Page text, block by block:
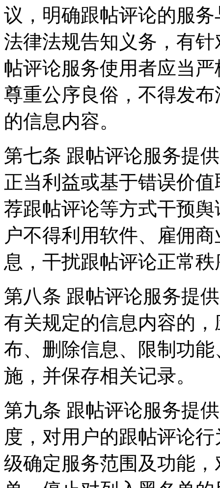
议，明确跟帖评论的服
法律法规告知义务，有
帖评论服务使用者应当
尊重公序良俗，不得发
的信息内容。
第七条 跟帖评论服务提
正当利益或基于错误价
荐跟帖评论等方式干预
户不得利用软件、雇佣
息，干扰跟帖评论正常
第八条 跟帖评论服务提
有关规定的信息内容的
布、删除信息、限制功
施，并保存相关记录。
第九条 跟帖评论服务提
度，对用户的跟帖评论
级确定服务范围及功能